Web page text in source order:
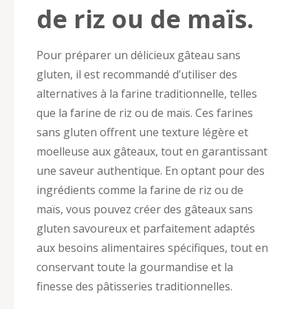
de riz ou de maïs.
Pour préparer un délicieux gâteau sans
gluten, il est recommandé d’utiliser des
alternatives à la farine traditionnelle, telles
que la farine de riz ou de maïs. Ces farines
sans gluten offrent une texture légère et
moelleuse aux gâteaux, tout en garantissant
une saveur authentique. En optant pour des
ingrédients comme la farine de riz ou de
maïs, vous pouvez créer des gâteaux sans
gluten savoureux et parfaitement adaptés
aux besoins alimentaires spécifiques, tout en
conservant toute la gourmandise et la
finesse des pâtisseries traditionnelles.